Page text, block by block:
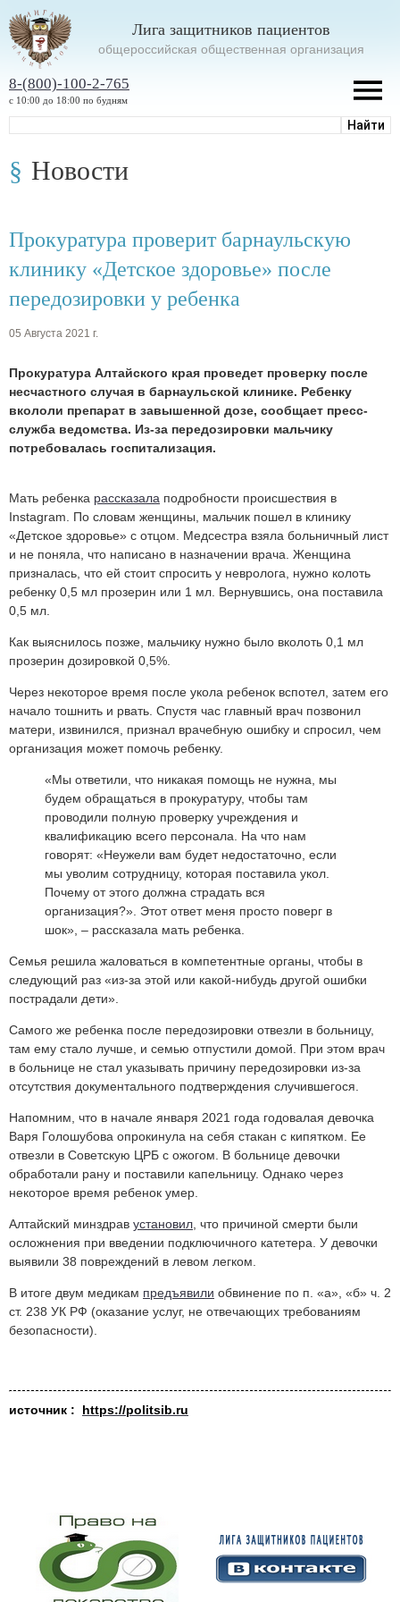
Лига защитников пациентов
oбщероссийская общественная организация
8-(800)-100-2-765
с 10:00 до 18:00 по будням
Новости
Прокуратура проверит барнаульскую
клинику «Детское здоровье» после
передозировки у ребенка
05 Августа 2021 г.
Прокуратура Алтайского края проведет проверку после
несчастного случая в барнаульской клинике. Ребенку
вкололи препарат в завышенной дозе, сообщает пресс-
служба ведомства. Из-за передозировки мальчику
потребовалась госпитализация.
Мать ребенка рассказала подробности происшествия в
Instagram. По словам женщины, мальчик пошел в клинику
«Детское здоровье» с отцом. Медсестра взяла больничный лист
и не поняла, что написано в назначении врача. Женщина
призналась, что ей стоит спросить у невролога, нужно колоть
ребенку 0,5 мл прозерин или 1 мл. Вернувшись, она поставила
0,5 мл.
Как выяснилось позже, мальчику нужно было вколоть 0,1 мл
прозерин дозировкой 0,5%.
Через некоторое время после укола ребенок вспотел, затем его
начало тошнить и рвать. Спустя час главный врач позвонил
матери, извинился, признал врачебную ошибку и спросил, чем
организация может помочь ребенку.
«Мы ответили, что никакая помощь не нужна, мы
будем обращаться в прокуратуру, чтобы там
проводили полную проверку учреждения и
квалификацию всего персонала. На что нам
говорят: «Неужели вам будет недостаточно, если
мы уволим сотрудницу, которая поставила укол.
Почему от этого должна страдать вся
организация?». Этот ответ меня просто поверг в
шок», – рассказала мать ребенка.
Семья решила жаловаться в компетентные органы, чтобы в
следующий раз «из-за этой или какой-нибудь другой ошибки
пострадали дети».
Самого же ребенка после передозировки отвезли в больницу,
там ему стало лучше, и семью отпустили домой. При этом врач
в больнице не стал указывать причину передозировки из-за
отсутствия документального подтверждения случившегося.
Напомним, что в начале января 2021 года годовалая девочка
Варя Голошубова опрокинула на себя стакан с кипятком. Ее
отвезли в Советскую ЦРБ с ожогом. В больнице девочки
обработали рану и поставили капельницу. Однако через
некоторое время ребенок умер.
Алтайский минздрав установил , что причиной смерти были
осложнения при введении подключичного катетера. У девочки
выявили 38 повреждений в левом легком.
В итоге двум медикам предъявили обвинение по п. «а», «б» ч. 2
ст. 238 УК РФ (оказание услуг, не отвечающих требованиям
безопасности).
источник : https://politsib.ru